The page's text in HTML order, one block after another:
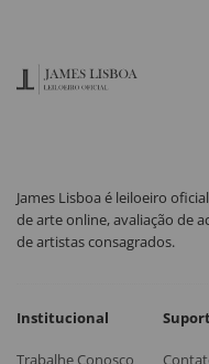
James Lisboa é leiloeiro
de arte online, avaliação de
de artistas consagrados.
Institucional
Trabalhe Conosco